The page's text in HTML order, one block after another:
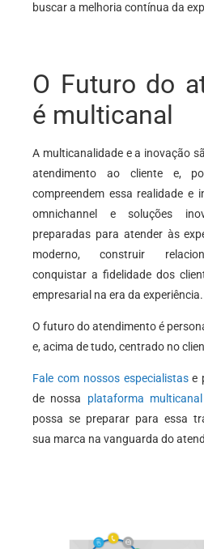
buscar a melhoria contínua da
O Futuro do
é multicanal
A multicanalidade e a inovação
atendimento ao cliente e,
compreendem essa realidade e
omnichannel e soluções
preparadas para atender às
moderno, construir
conquistar a fidelidade dos
empresarial na era da experiência.
O futuro do atendimento é
e, acima de tudo, centrado no
Fale com nossos especialistase
de nossa plataforma multicanal
possa se preparar para essa
sua marca na vanguarda do